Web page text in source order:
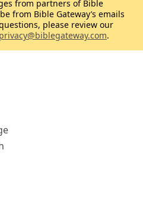
from partners of Bible
from Bible Gateway’s emails
please review our
privacy@biblegateway.com.